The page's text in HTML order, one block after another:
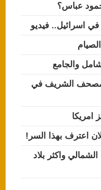
عباس؟
اسرائيل.. فيديو
والجامع
المصحف الشريف في
امريكا
واكثر بلاد